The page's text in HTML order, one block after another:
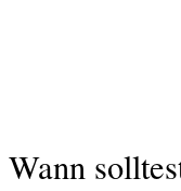
Wann